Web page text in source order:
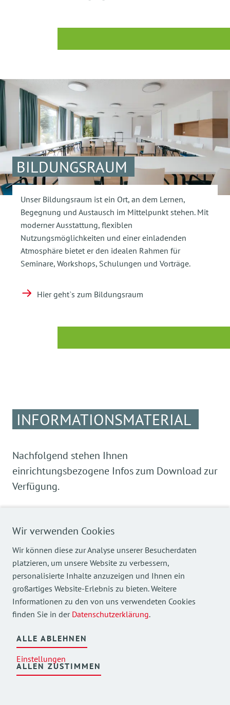
Wir verwenden Cookies
Wir können diese zur Analyse unserer Besucherdaten
platzieren, um unsere Website zu verbessern,
personalisierte Inhalte anzuzeigen und Ihnen ein
großartiges Website-Erlebnis zu bieten. Weitere
Informationen zu den von uns verwendeten Cookies
finden Sie in der Datenschutzerklärung.
ALLE ABLEHNEN
Einstellungen
ALLEN ZUSTIMMEN
BILDUNGSRAUM
Unser Bildungsraum ist ein Ort, an dem Lernen,
Begegnung und Austausch im Mittelpunkt stehen. Mit
moderner Ausstattung, flexiblen
Nutzungsmöglichkeiten und einer einladenden
Atmosphäre bietet er den idealen Rahmen für
Seminare, Workshops, Schulungen und Vorträge.
Hier geht`s zum Bildungsraum
INFORMATIONSMATERIAL
Nachfolgend stehen Ihnen
einrichtungsbezogene Infos zum Download zur
Verfügung.
finden Sie auch→hier
Heimkosten Einzelzimmer ab 01.01.2026.pdf
PDF|118.98 KB
Kosten Kurzzeitpflege 01.01.2026.pdf
PDF |119.22 KB
Hausflyer
PDF|4.89 MB